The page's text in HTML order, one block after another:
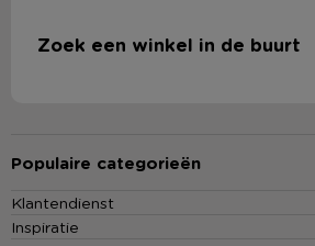
Zoek een winkel in de buurt
Populaire categorieën
Klantendienst
Inspiratie